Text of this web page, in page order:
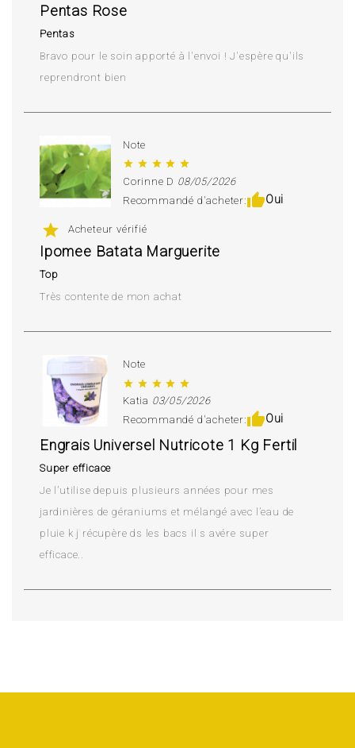
Pentas Rose
Pentas
Bravo pour le soin apporté à l'envoi ! J'espère qu'ils
reprendront bien
Note
star star star star star
Corinne D 08/05/2026
Recommandé d'acheter:thumb_upOui
star Acheteur vérifié
Ipomee Batata Marguerite
Top
Très contente de mon achat
Note
star star star star star
Katia 03/05/2026
Recommandé d'acheter:thumb_upOui
Engrais Universel Nutricote 1 Kg Fertil
Super efficace
Je l’utilise depuis plusieurs années pour mes
jardinières de géraniums et mélangé avec l’eau de
pluie k j récupère ds les bacs il s avére super
efficace..